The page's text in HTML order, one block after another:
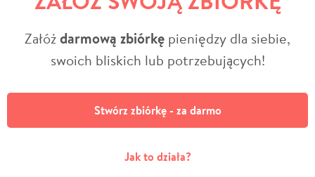
Załóżdarmową zbiórkę pieniędzy dla siebie,
swoich bliskich lub potrzebujących!
Stwórz zbiórkę - za darmo
Jak to działa?